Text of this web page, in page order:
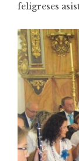
feligreses